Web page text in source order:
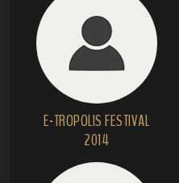
E-TROPOLIS FESTIVAL
2014